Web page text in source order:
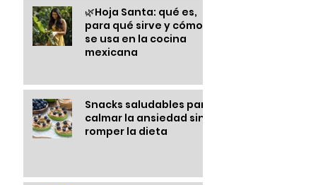
🌿Hoja Santa: qué es,
para qué sirve y cómo
se usa en la cocina
mexicana
Snacks saludables para
calmar la ansiedad sin
romper la dieta